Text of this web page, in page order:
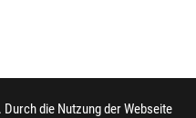
die Nutzung der Webseite